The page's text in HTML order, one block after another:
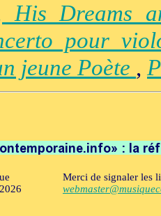
His Dreams
pour
jeune Poète ,
Merci de signaler les